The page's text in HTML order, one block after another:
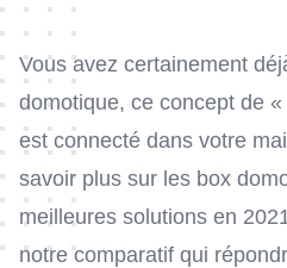
Vous avez certainement
domotique, ce concept de
est connecté dans votre
savoir plus sur les box
meilleures solutions en
notre comparatif qui